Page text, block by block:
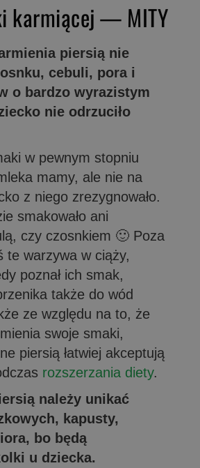
karmiącej — MITY
piersią nie
cebuli, pora i
o bardzo wyrazistym
nie odrzuciło
w pewnym stopniu
mamy, ale nie na
z niego zrezygnowało.
smakowało ani
czy czosnkiem 🙂 Poza
te warzywa w ciąży,
poznał ich smak,
także do wód
ze względu na to, że
swoje smaki,
piersią łatwiej akceptują
rozszerzania diety.
należy unikać
kapusty,
bo będą
u dziecka.